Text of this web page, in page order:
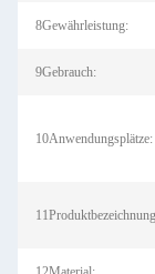
8Gewährleistung:
9Gebrauch:
10Anwendungsplätze: